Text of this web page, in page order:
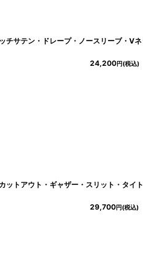
24,200円(税込)
29,700円(税込)